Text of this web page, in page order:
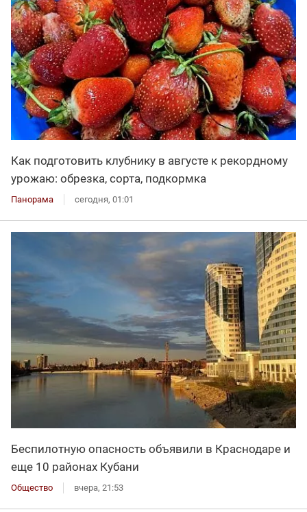
Как подготовить клубнику в августе к рекордному
урожаю: обрезка, сорта, подкормка
Панорама сегодня, 01:01
Беспилотную опасность объявили в Краснодаре и
еще 10 районах Кубани
Общество вчера, 21:53